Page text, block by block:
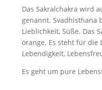
Das Sakralchakra wird
genannt. Svadhisthana
Lieblichkeit, Süße. Das
orange. Es steht für die
Lebendigkeit,
Es geht um pure